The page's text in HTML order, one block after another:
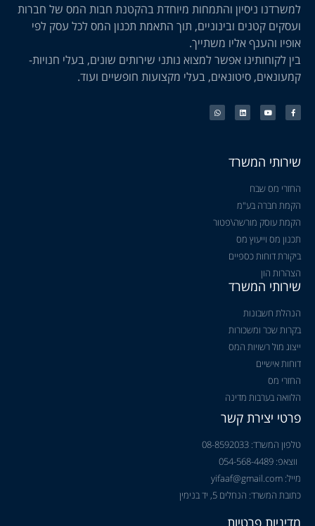
למשרדנו ניסיון והתמחות מיוחדת בהקטנת חבות המס של חברות
ועסקים קטנים ובינוניים, תוך התאמת תכנון המס לכל עסק לפי
אופיו והענף אליו משתייך.
בין לקוחותינו אפשר למצוא נותני שירותים שונים, בעלי חנויות-
קמעונאים, סיטונאים, בעלי מקצועות חופשיים ועוד.
שירותי המשרד
החזרי מס שבח
הקמת חברה בע"מ
הקמת עוסק מורשה\פטור
תכנון מס וייעוץ מס
ביקורת דוחות כספיים
הצהרות הון
שירותי המשרד
הנהלת חשבונות
בקרות שכר ומשכורות
ייצוג מול רשויות המס
דוחות אישיים
החזרי מס
הלוואה בערבות מדינה
פרטי יצירת קשר
טלפון המשרד: 08-8592033
ווצאפ: 054-568-4489
מייל: yifaaf@gmail.com
כתובת המשרד: הנחלים 5, יד בנימין
מדיניות פרטיות